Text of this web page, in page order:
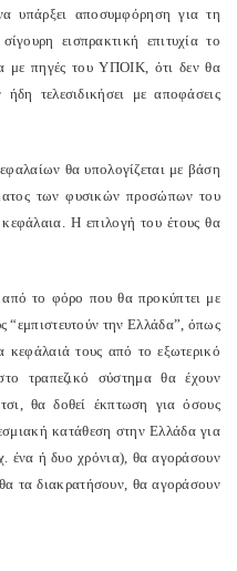
υπάρξει αποσυμφόρηση για τη
εισπρακτική επιτυχία το
με πηγές του ΥΠΟΙΚ, ότι δεν θα
τελεσιδικήσει με αποφάσεις
θα υπολογίζεται με βάση
των φυσικών προσώπων του
Η επιλογή του έτους θα
το φόρο που θα προκύπτει με
την Ελλάδα”, όπως
τους από το εξωτερικό
τραπεζικό σύστημα θα έχουν
θα δοθεί έκπτωση για όσους
κατάθεση στην Ελλάδα για
ένα ή δυο χρόνια), θα αγοράσουν
τα διακρατήσουν, θα αγοράσουν